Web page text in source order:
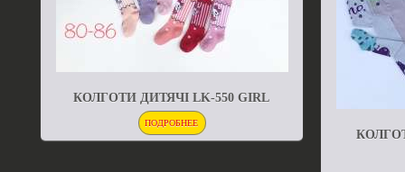
КОЛГОТИ ДИТЯЧІ LK-550 GIRL
ПОДРОБНЕЕ